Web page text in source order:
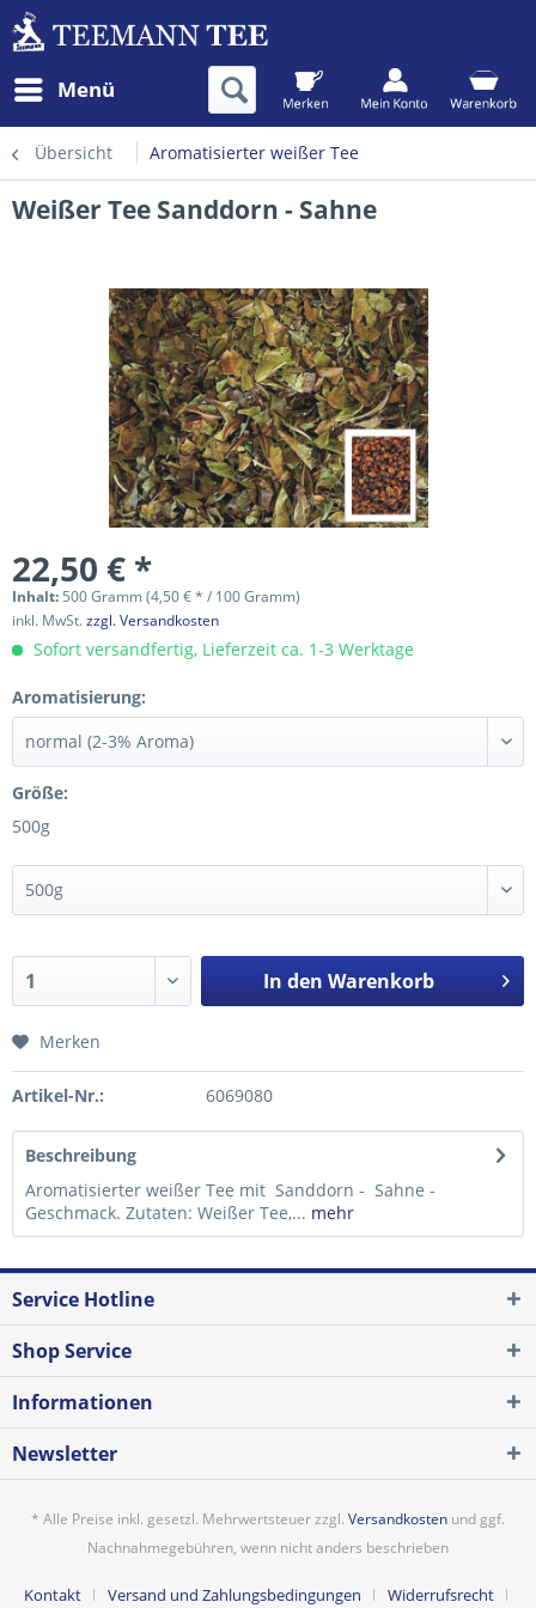
Menü
Übersicht Aromatisierter weißer Tee
Weißer Tee Sanddorn - Sahne
22,50 € *
Inhalt: 500 Gramm (4,50 € * / 100 Gramm)
inkl. MwSt.zzgl. Versandkosten
Sofort versandfertig, Lieferzeit ca. 1-3 Werktage
Aromatisierung:
Größe:
500g
In den Warenkorb
Merken
Artikel-Nr.: 6069080
Beschreibung
Aromatisierter weißer Tee mit Sanddorn - Sahne -
Geschmack. Zutaten: Weißer Tee,... mehr
Service Hotline
Shop Service
Informationen
Newsletter
* Alle Preise inkl. gesetzl. Mehrwertsteuer zzgl. Versandkosten und ggf.
Nachnahmegebühren, wenn nicht anders beschrieben
Kontakt Versand und Zahlungsbedingungen Widerrufsrecht